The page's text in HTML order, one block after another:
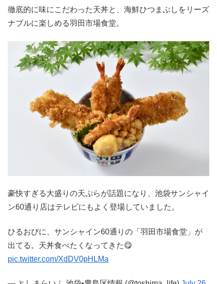
徹底的に味にこだわった天丼と、海鮮ひつまぶしをリーズ
ナブルに楽しめる羽田市場食堂。
豪快すぎる大盛りの天ぷらが話題になり、池袋サンシャイ
ン60通り店はテレビにもよく登場していました。
ひるおびに、サンシャイン60通りの「羽田市場食堂」が
出てる。天丼食べたくなってきた😋
pic.twitter.com/XdDV0pHLMa